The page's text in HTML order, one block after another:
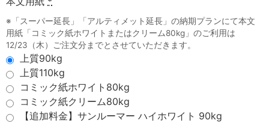
※「スーパー延長」「アルティメット延長」の納期プランにて本文
用紙「コミック紙ホワイトまたはクリーム80kg」のご利用は
12/23（木）ご注文分までとさせていただきます。
上質90kg
上質110kg
コミック紙ホワイト80kg
コミック紙クリーム80kg
【追加料金】サンルーマー ハイホワイト 90kg